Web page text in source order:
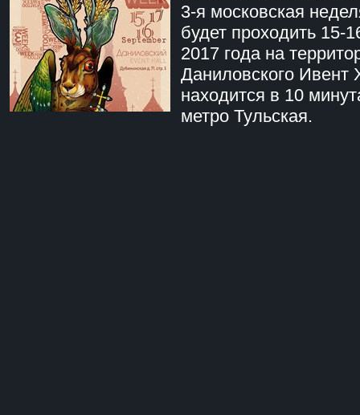
3-я московская
будет проходить 15-
2017 года на
Даниловского Ивент
находится в 10
метро Тульская.